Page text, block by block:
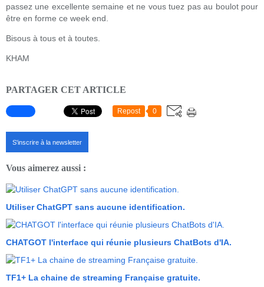
passez une excellente semaine et ne vous tuez pas au boulot pour
être en forme ce week end.
Bisous à tous et à toutes.
KHAM
PARTAGER CET ARTICLE
Repost 0
S'inscrire à la newsletter
Vous aimerez aussi :
Utiliser ChatGPT sans aucune identification.
CHATGOT l'interface qui réunie plusieurs ChatBots d'IA.
TF1+ La chaine de streaming Française gratuite.